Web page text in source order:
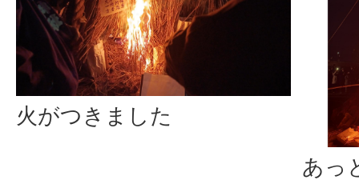
火がつきました
あっ